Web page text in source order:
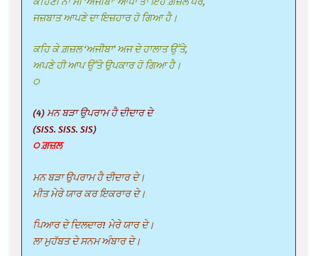
ਜਜ਼ਬਾਤ ਆਪਣੇ ਦਾ ਇਜ਼ਹਾਰ ਹੋ ਗਿਆ ਹੈ।
ਕਹਿ ਕੇ ਗ਼ਜ਼ਲ ‘ਅਜੀਬਾ’ ਅਜ ਦੇ ਹਾਲਾਤ ਉੱਤੇ,
ਅਪਣੇ ਹੀ ਆਪ ਉੱਤੇ ਉਪਕਾਰ ਹੋ ਗਿਆ ਹੈ।
੦
(4) ਮਨ ਬੜਾ ਉਪਰਾਮ ਹੈ ਦੀਦਾਰ ਦੇ
(SISS. SISS. SIS)
੦ ਗ਼ਜ਼ਲ
ਮਨ ਬੜਾ ਉਪਰਾਮ ਹੈ ਦੀਦਾਰ ਦੇ।
ਮੀਤ ਮੇਰੇ ਯਾਰ ਕਰ ਇਕਰਾਰ ਦੇ।
ਪਿਆਰ ਦੇ ਦਿਲਦਾਰ! ਮੇਰੇ ਯਾਰ ਦੇ।
ਲਾ ਮੁਹੱਬਤ ਦੇ ਸਨਮ ਅੰਬਾਰ ਦੇ।